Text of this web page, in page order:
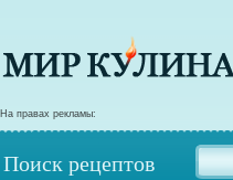
На правах рекламы:
Поиск рецептов